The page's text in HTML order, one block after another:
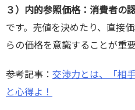
３）内的参照価格：消費者の
です。売値を決めたり、直接
らの価格を意識することが重要
参考記事： 交渉力とは、「相
と心得よ！